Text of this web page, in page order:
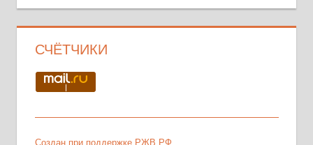
СЧЁТЧИКИ
Создан при поддержке РЖВ.РФ